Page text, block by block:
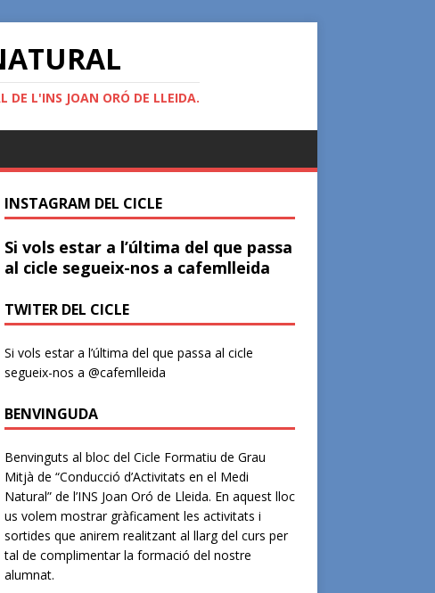
DE L'INS JOAN ORÓ DE LLEIDA.
INSTAGRAM DEL CICLE
Si vols estar a l’última del que passa
al cicle segueix-nos a cafemlleida
TWITER DEL CICLE
Si vols estar a l’última del que passa al cicle
segueix-nos a @cafemlleida
BENVINGUDA
Benvinguts al bloc del Cicle Formatiu de Grau
Mitjà de “Conducció d’Activitats en el Medi
Natural” de l’INS Joan Oró de Lleida. En aquest lloc
us volem mostrar gràficament les activitats i
sortides que anirem realitzant al llarg del curs per
tal de complimentar la formació del nostre
alumnat.